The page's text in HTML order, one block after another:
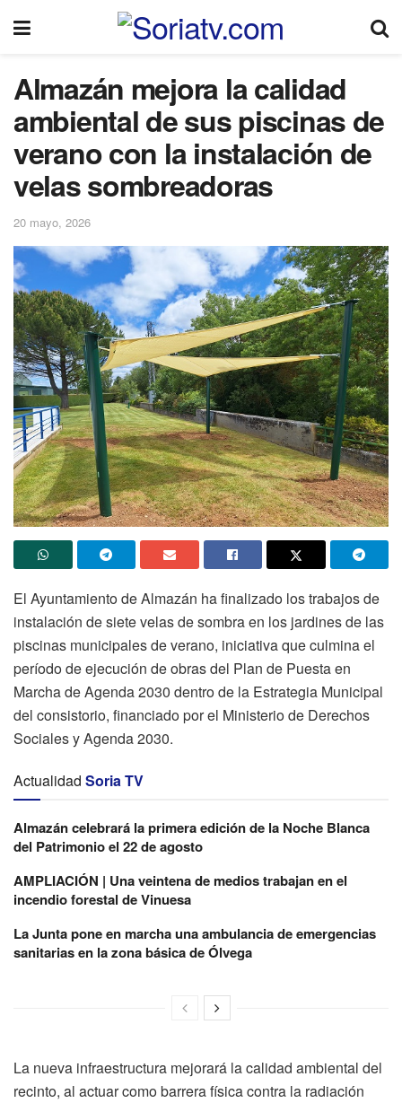
Almazán mejora la calidad
ambiental de sus piscinas de
verano con la instalación de
velas sombreadoras
20 mayo, 2026
El Ayuntamiento de Almazán ha finalizado los trabajos de
instalación de siete velas de sombra en los jardines de las
piscinas municipales de verano, iniciativa que culmina el
período de ejecución de obras del Plan de Puesta en
Marcha de Agenda 2030 dentro de la Estrategia Municipal
del consistorio, financiado por el Ministerio de Derechos
Sociales y Agenda 2030.
Actualidad Soria TV
Almazán celebrará la primera edición de la Noche Blanca
del Patrimonio el 22 de agosto
AMPLIACIÓN | Una veintena de medios trabajan en el
incendio forestal de Vinuesa
La Junta pone en marcha una ambulancia de emergencias
sanitarias en la zona básica de Ólvega
La nueva infraestructura mejorará la calidad ambiental del
recinto, al actuar como barrera física contra la radiación